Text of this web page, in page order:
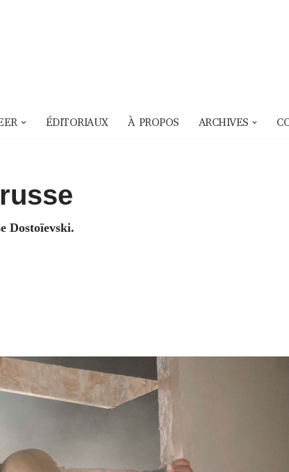
ÉDITORIAUX À PROPOS ARCHIVES
Dostoïevski.